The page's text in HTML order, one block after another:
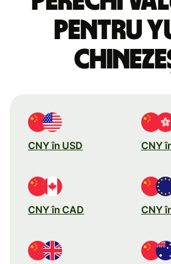
pentru
CNY în USD CNY
CNY în CAD CNY